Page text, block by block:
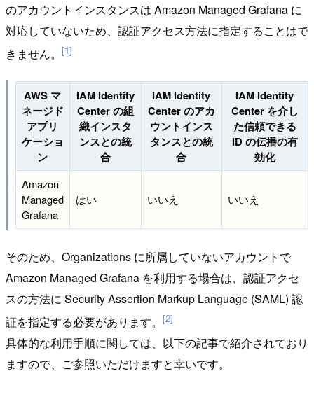
のアカウントインスタンスは Amazon Managed Grafana に
対応していないため、認証アクセス方法に指定することはで
きません。
[1]
AWS マ
ネージド
アプリ
ケーショ
ン
IAM Identity
Center の組
織インスタ
ンスとの統
合
IAM Identity
Center のアカ
ウントインス
タンスとの統
合
IAM Identity
Center を介し
た信頼できる
ID の伝播の有
効化
Amazon
Managed
Grafana
はい いいえ いいえ
そのため、Organizations に所属していないアカウントで
Amazon Managed Grafana を利用する場合は、認証アクセ
スの方法に Security Assertion Markup Language (SAML) 認
証を指定する必要があります。
[2]
具体的な利用手順に関しては、以下の記事で紹介されており
ますので、ご参照いただけますと幸いです。